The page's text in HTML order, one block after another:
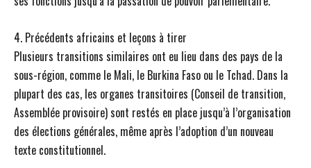
4. Précédents africains et leçons à tirer
Plusieurs transitions similaires ont eu lieu dans des pays de la
sous-région, comme le Mali, le Burkina Faso ou le Tchad. Dans la
plupart des cas, les organes transitoires (Conseil de transition,
Assemblée provisoire) sont restés en place jusqu’à l’organisation
des élections générales, même après l’adoption d’un nouveau
texte constitutionnel.